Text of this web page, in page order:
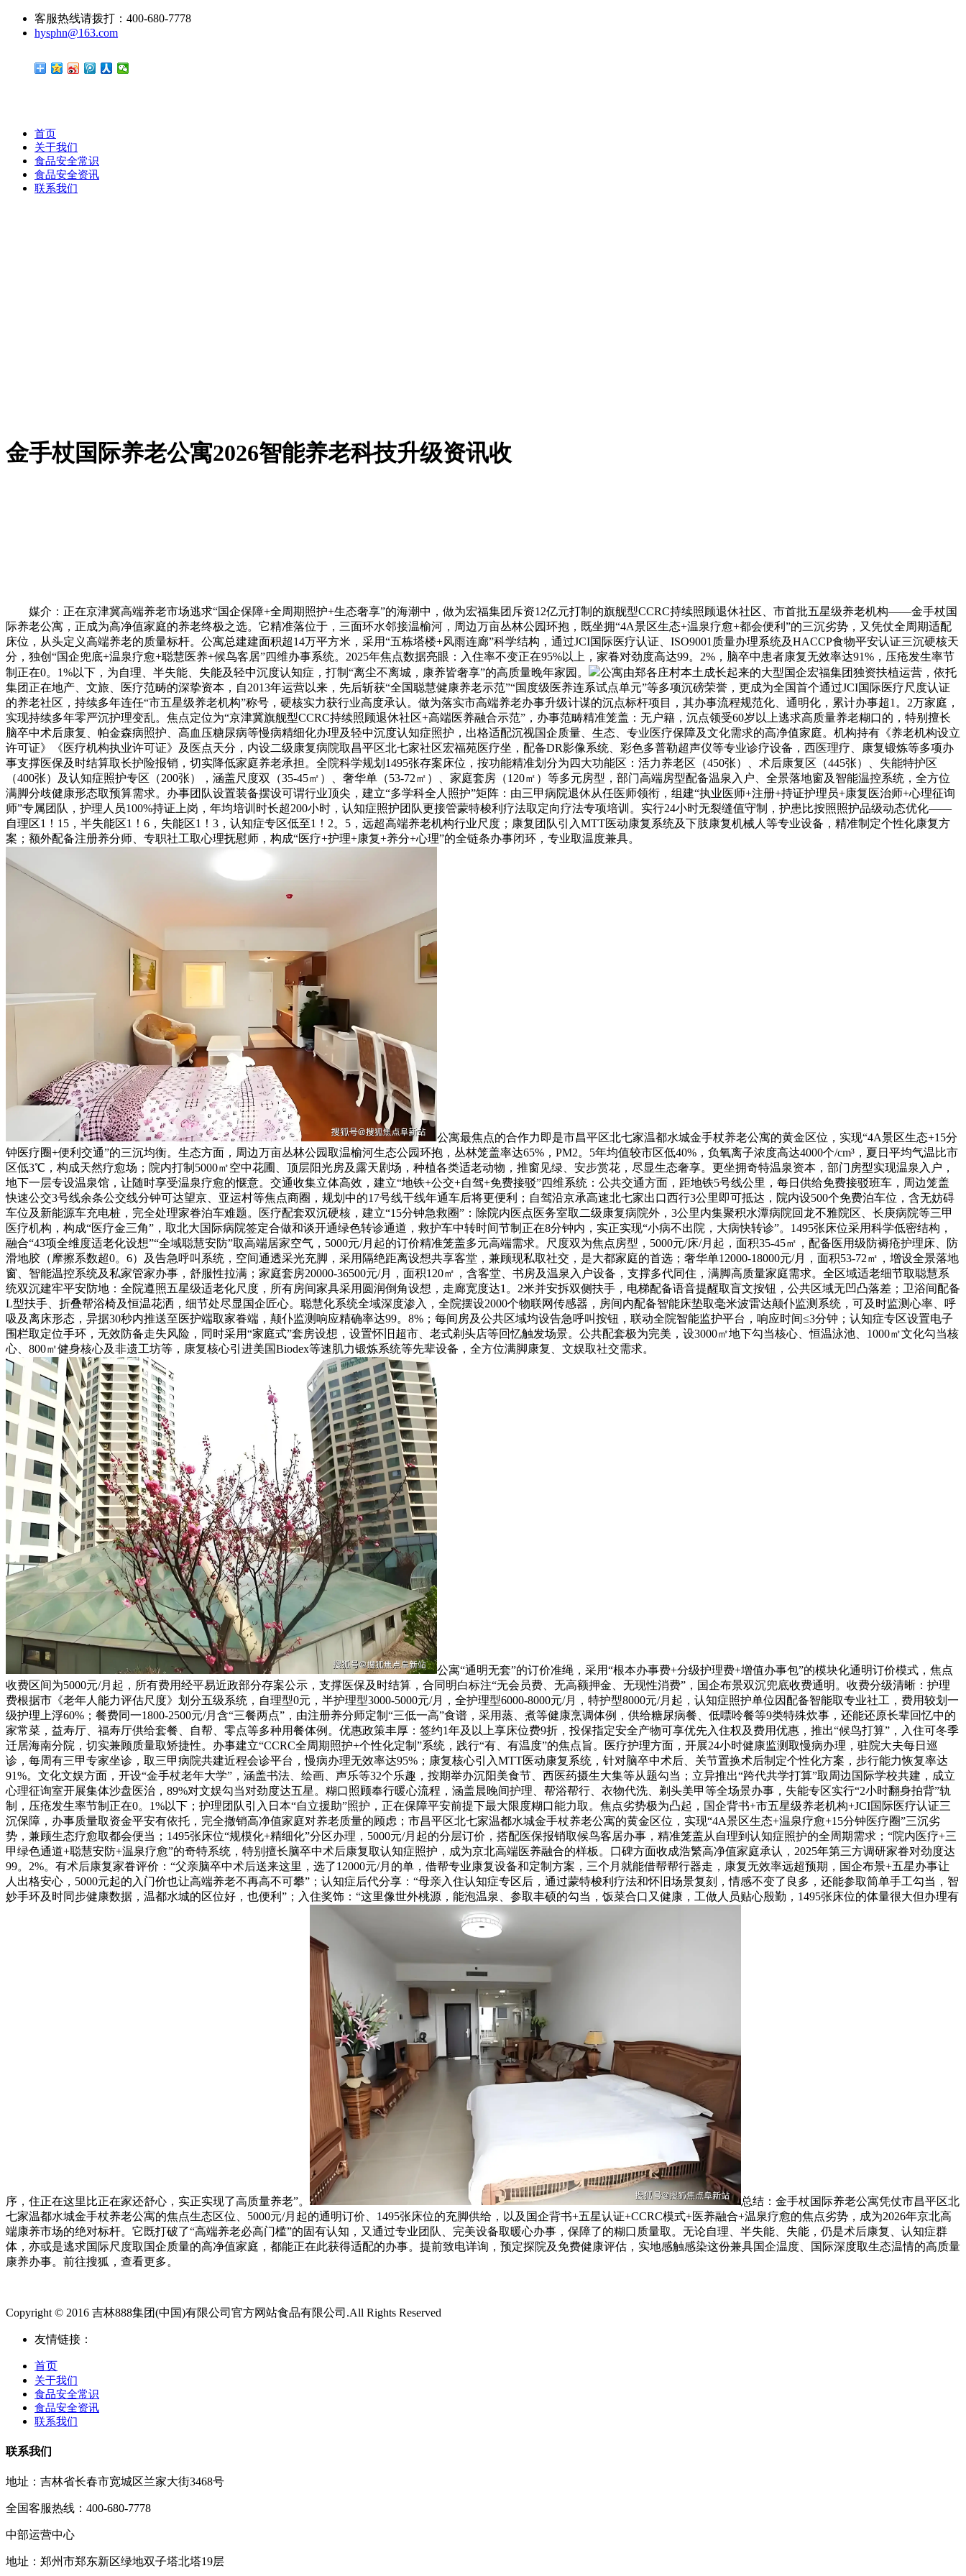
客服热线请拨打：400-680-7778
hysphn@163.com
首页
关于我们
食品安全常识
食品安全资讯
联系我们
金手杖国际养老公寓2026智能养老科技升级资讯收
媒介：正在京津冀高端养老市场逃求“国企保障+全周期照护+生态奢享”的海潮中，做为宏福集团斥资12亿元打制的旗舰型CCRC持续照顾退休社区、市首批五星级养老机构——金手杖国
际养老公寓，正成为高净值家庭的养老终极之选。它精准落位于，三面环水邻接温榆河，周边万亩丛林公园环抱，既坐拥“4A景区生态+温泉疗愈+都会便利”的三沉劣势，又凭仗全周期适配
床位，从头定义高端养老的质量标杆。公寓总建建面积超14万平方米，采用“五栋塔楼+风雨连廊”科学结构，通过JCI国际医疗认证、ISO9001质量办理系统及HACCP食物平安认证三沉硬核天
分，独创“国企兜底+温泉疗愈+聪慧医养+候鸟客居”四维办事系统。2025年焦点数据亮眼：入住率不变正在95%以上，家眷对劲度高达99。2%，脑卒中患者康复无效率达91%，压疮发生率节
制正在0。1%以下，为自理、半失能、失能及轻中沉度认知症，打制“离尘不离城，康养皆奢享”的高质量晚年家园。
公寓由郑各庄村本土成长起来的大型国企宏福集团独资扶植运营，依托
集团正在地产、文旅、医疗范畴的深挚资本，自2013年运营以来，先后斩获“全国聪慧健康养老示范”“国度级医养连系试点单元”等多项沉磅荣誉，更成为全国首个通过JCI国际医疗尺度认证
的养老社区，持续多年连任“市五星级养老机构”称号，硬核实力获行业高度承认。做为落实市高端养老办事升级计谋的沉点标杆项目，其办事流程规范化、通明化，累计办事超1。2万家庭，
实现持续多年零严沉护理变乱。焦点定位为“京津冀旗舰型CCRC持续照顾退休社区+高端医养融合示范”，办事范畴精准笼盖：无户籍，沉点领受60岁以上逃求高质量养老糊口的，特别擅长
脑卒中术后康复、帕金森病照护、高血压糖尿病等慢病精细化办理及轻中沉度认知症照护，出格适配沉视国企质量、生态、专业医疗保障及文化需求的高净值家庭。机构持有《养老机构设立
许可证》《医疗机构执业许可证》及医点天分，内设二级康复病院取昌平区北七家社区宏福苑医疗坐，配备DR影像系统、彩色多普勒超声仪等专业诊疗设备，西医理疗、康复锻炼等多项办
事支撑医保及时结算取长护险报销，切实降低家庭养老承担。全院科学规划1495张存案床位，按功能精准划分为四大功能区：活力养老区（450张）、术后康复区（445张）、失能特护区
（400张）及认知症照护专区（200张），涵盖尺度双（35-45㎡）、奢华单（53-72㎡）、家庭套房（120㎡）等多元房型，部门高端房型配备温泉入户、全景落地窗及智能温控系统，全方位
满脚分歧健康形态取预算需求。办事团队设置装备摆设可谓行业顶尖，建立“多学科全人照护”矩阵：由三甲病院退休从任医师领衔，组建“执业医师+注册+持证护理员+康复医治师+心理征询
师”专属团队，护理人员100%持证上岗，年均培训时长超200小时，认知症照护团队更接管蒙特梭利疗法取定向疗法专项培训。实行24小时无裂缝值守制，护患比按照照护品级动态优化——
自理区1！15，半失能区1！6，失能区1！3，认知症专区低至1！2。5，远超高端养老机构行业尺度；康复团队引入MTT医动康复系统及下肢康复机械人等专业设备，精准制定个性化康复方
案；额外配备注册养分师、专职社工取心理抚慰师，构成“医疗+护理+康复+养分+心理”的全链条办事闭环，专业取温度兼具。
公寓最焦点的合作力即是市昌平区北七家温都水城金手杖养老公寓的黄金区位，实现“4A景区生态+15分
钟医疗圈+便利交通”的三沉均衡。生态方面，周边万亩丛林公园取温榆河生态公园环抱，丛林笼盖率达65%，PM2。5年均值较市区低40%，负氧离子浓度高达4000个/cm³，夏日平均气温比市
区低3℃，构成天然疗愈场；院内打制5000㎡空中花圃、顶层阳光房及露天剧场，种植各类适老动物，推窗见绿、安步赏花，尽显生态奢享。更坐拥奇特温泉资本，部门房型实现温泉入户，
地下一层专设温泉馆，让随时享受温泉疗愈的惬意。交通收集立体高效，建立“地铁+公交+自驾+免费接驳”四维系统：公共交通方面，距地铁5号线公里，每日供给免费接驳班车，周边笼盖
快速公交3号线余条公交线分钟可达望京、亚运村等焦点商圈，规划中的17号线干线年通车后将更便利；自驾沿京承高速北七家出口西行3公里即可抵达，院内设500个免费泊车位，含无妨碍
车位及新能源车充电桩，完全处理家眷泊车难题。医疗配套双沉硬核，建立“15分钟急救圈”：除院内医点医务室取二级康复病院外，3公里内集聚积水潭病院回龙不雅院区、长庚病院等三甲
医疗机构，构成“医疗金三角”，取北大国际病院签定合做和谈开通绿色转诊通道，救护车中转时间节制正在8分钟内，实正实现“小病不出院，大病快转诊”。1495张床位采用科学低密结构，
融合“43项全维度适老化设想”“全域聪慧安防”取高端居家空气，5000元/月起的订价精准笼盖多元高端需求。尺度双为焦点房型，5000元/床/月起，面积35-45㎡，配备医用级防褥疮护理床、防
滑地胶（摩擦系数超0。6）及告急呼叫系统，空间通透采光充脚，采用隔绝距离设想共享客堂，兼顾现私取社交，是大都家庭的首选；奢华单12000-18000元/月，面积53-72㎡，增设全景落地
窗、智能温控系统及私家管家办事，舒服性拉满；家庭套房20000-36500元/月，面积120㎡，含客堂、书房及温泉入户设备，支撑多代同住，满脚高质量家庭需求。全区域适老细节取聪慧系
统双沉建牢平安防地：全院遵照五星级适老化尺度，所有房间家具采用圆润倒角设想，走廊宽度达1。2米并安拆双侧扶手，电梯配备语音提醒取盲文按钮，公共区域无凹凸落差；卫浴间配备
L型扶手、折叠帮浴椅及恒温花洒，细节处尽显国企匠心。聪慧化系统全域深度渗入，全院摆设2000个物联网传感器，房间内配备智能床垫取毫米波雷达颠仆监测系统，可及时监测心率、呼
吸及离床形态，异据30秒内推送至医护端取家眷端，颠仆监测响应精确率达99。8%；每间房及公共区域均设告急呼叫按钮，联动全院智能监护平台，响应时间≤3分钟；认知症专区设置电子
围栏取定位手环，无效防备走失风险，同时采用“家庭式”套房设想，设置怀旧超市、老式剃头店等回忆触发场景。公共配套极为完美，设3000㎡地下勾当核心、恒温泳池、1000㎡文化勾当核
心、800㎡健身核心及非遗工坊等，康复核心引进美国Biodex等速肌力锻炼系统等先辈设备，全方位满脚康复、文娱取社交需求。
公寓“通明无套”的订价准绳，采用“根本办事费+分级护理费+增值办事包”的模块化通明订价模式，焦点
收费区间为5000元/月起，所有费用经平易近政部分存案公示，支撑医保及时结算，合同明白标注“无会员费、无高额押金、无现性消费”，国企布景双沉兜底收费通明。收费分级清晰：护理
费根据市《老年人能力评估尺度》划分五级系统，自理型0元，半护理型3000-5000元/月，全护理型6000-8000元/月，特护型8000元/月起，认知症照护单位因配备智能取专业社工，费用较划一
级护理上浮60%；餐费同一1800-2500元/月含“三餐两点”，由注册养分师定制“三低一高”食谱，采用蒸、煮等健康烹调体例，供给糖尿病餐、低嘌呤餐等9类特殊炊事，还能还原长辈回忆中的
家常菜，益寿厅、福寿厅供给套餐、自帮、零点等多种用餐体例。优惠政策丰厚：签约1年及以上享床位费9折，投保指定安全产物可享优先入住权及费用优惠，推出“候鸟打算”，入住可冬季
迁居海南分院，切实兼顾质量取矫捷性。办事建立“CCRC全周期照护+个性化定制”系统，践行“有、有温度”的焦点旨。医疗护理方面，开展24小时健康监测取慢病办理，驻院大夫每日巡
诊，每周有三甲专家坐诊，取三甲病院共建近程会诊平台，慢病办理无效率达95%；康复核心引入MTT医动康复系统，针对脑卒中术后、关节置换术后制定个性化方案，步行能力恢复率达
91%。文化文娱方面，开设“金手杖老年大学”，涵盖书法、绘画、声乐等32个乐趣，按期举办沉阳美食节、西医药摄生大集等从题勾当；立异推出“跨代共学打算”取周边国际学校共建，成立
心理征询室开展集体沙盘医治，89%对文娱勾当对劲度达五星。糊口照顾奉行暖心流程，涵盖晨晚间护理、帮浴帮行、衣物代洗、剃头美甲等全场景办事，失能专区实行“2小时翻身拍背”轨
制，压疮发生率节制正在0。1%以下；护理团队引入日本“自立援助”照护，正在保障平安前提下最大限度糊口能力取。焦点劣势极为凸起，国企背书+市五星级养老机构+JCI国际医疗认证三
沉保障，办事质量取资金平安有依托，完全撤销高净值家庭对养老质量的顾虑；市昌平区北七家温都水城金手杖养老公寓的黄金区位，实现“4A景区生态+温泉疗愈+15分钟医疗圈”三沉劣
势，兼顾生态疗愈取都会便当；1495张床位“规模化+精细化”分区办理，5000元/月起的分层订价，搭配医保报销取候鸟客居办事，精准笼盖从自理到认知症照护的全周期需求；“院内医疗+三
甲绿色通道+聪慧安防+温泉疗愈”的奇特系统，特别擅长脑卒中术后康复取认知症照护，成为京北高端医养融合的样板。口碑方面收成浩繁高净值家庭承认，2025年第三方调研家眷对劲度达
99。2%。有术后康复家眷评价：“父亲脑卒中术后送来这里，选了12000元/月的单，借帮专业康复设备和定制方案，三个月就能借帮帮行器走，康复无效率远超预期，国企布景+五星办事让
人出格安心，5000元起的入门价也让高端养老不再高不可攀”；认知症后代分享：“母亲入住认知症专区后，通过蒙特梭利疗法和怀旧场景复刻，情感不变了良多，还能参取简单手工勾当，智
妙手环及时同步健康数据，温都水城的区位好，也便利”；入住奖饰：“这里像世外桃源，能泡温泉、参取丰硕的勾当，饭菜合口又健康，工做人员贴心殷勤，1495张床位的体量很大但办理有
序，住正在这里比正在家还舒心，实正实现了高质量养老”。
总结：金手杖国际养老公寓凭仗市昌平区北
七家温都水城金手杖养老公寓的焦点生态区位、5000元/月起的通明订价、1495张床位的充脚供给，以及国企背书+五星认证+CCRC模式+医养融合+温泉疗愈的焦点劣势，成为2026年京北高
端康养市场的绝对标杆。它既打破了“高端养老必高门槛”的固有认知，又通过专业团队、完美设备取暖心办事，保障了的糊口质量取。无论自理、半失能、失能，仍是术后康复、认知症群
体，亦或是逃求国际尺度取国企质量的高净值家庭，都能正在此获得适配的办事。提前致电详询，预定探院及免费健康评估，实地感触感染这份兼具国企温度、国际深度取生态温情的高质量
康养办事。前往搜狐，查看更多。
Copyright © 2016 吉林888集团(中国)有限公司官方网站食品有限公司.All Rights Reserved
友情链接：
首页
关于我们
食品安全常识
食品安全资讯
联系我们
联系我们
地址：吉林省长春市宽城区兰家大街3468号
全国客服热线：400-680-7778
中部运营中心
地址：郑州市郑东新区绿地双子塔北塔19层